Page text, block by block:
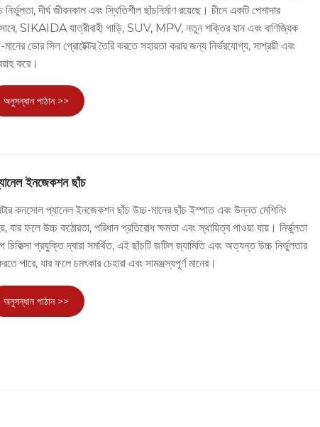
দীর্ঘ জীবনকাল এবং স্থিতিশীল ছাঁচনির্মাণ রয়েছে। চীনে একটি পেশাদার
SIKAIDA যাত্রীবাহী গাড়ি, SUV, MPV, নতুন শক্তির যান এবং বাণিজ্যিক
মানের ডোর সিল প্রোটেক্টর তৈরি করতে সহায়তা করার জন্য নির্ভরযোগ্য, সাশ্রয়ী এবং
করে।
অনুসন্ধান পাঠান >>
ইনজেকশন ছাঁচ
কনসোল প্যানেল ইনজেকশন ছাঁচ উচ্চ-মানের ছাঁচ ইস্পাত এবং উন্নত মেশিনিং
যার ফলে উচ্চ কঠোরতা, পরিধান প্রতিরোধ ক্ষমতা এবং স্থায়িত্ব পাওয়া যায়। নির্ভুলতা
প্রযুক্তি দ্বারা সমর্থিত, এই ছাঁচটি জটিল জ্যামিতি এবং অত্যন্ত উচ্চ নির্ভুলতার
পারে, যার ফলে চমৎকার চেহারা এবং সামঞ্জস্যপূর্ণ মানের।
অনুসন্ধান পাঠান >>